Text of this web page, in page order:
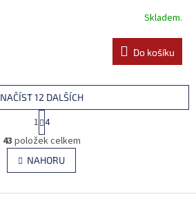
Skladem.
Do košíku
O
v
l
á
NAČÍST 12 DALŠÍCH
S
t
r
á
n
k
v
1 4
43 položek celkem
NAHORU